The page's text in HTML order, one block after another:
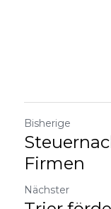
Bisherige
Firmen
Nächster